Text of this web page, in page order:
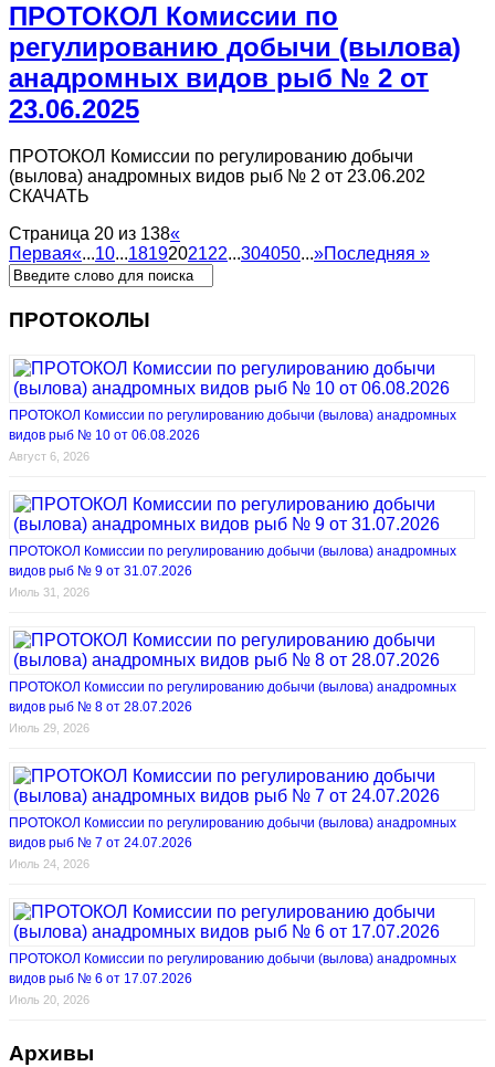
ПРОТОКОЛ Комиссии по
регулированию добычи (вылова)
анадромных видов рыб № 2 от
23.06.2025
ПРОТОКОЛ Комиссии по регулированию добычи
(вылова) анадромных видов рыб № 2 от 23.06.202
СКАЧАТЬ
Страница 20 из 138«
Первая«...10...1819202122...304050...»Последняя »
ПРОТОКОЛЫ
ПРОТОКОЛ Комиссии по регулированию добычи (вылова) анадромных
видов рыб № 10 от 06.08.2026
Август 6, 2026
ПРОТОКОЛ Комиссии по регулированию добычи (вылова) анадромных
видов рыб № 9 от 31.07.2026
Июль 31, 2026
ПРОТОКОЛ Комиссии по регулированию добычи (вылова) анадромных
видов рыб № 8 от 28.07.2026
Июль 29, 2026
ПРОТОКОЛ Комиссии по регулированию добычи (вылова) анадромных
видов рыб № 7 от 24.07.2026
Июль 24, 2026
ПРОТОКОЛ Комиссии по регулированию добычи (вылова) анадромных
видов рыб № 6 от 17.07.2026
Июль 20, 2026
Архивы